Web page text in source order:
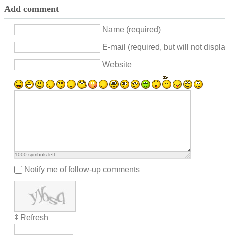
Add comment
Name (required)
E-mail (required, but will not
Website
1000 symbols left
Notify me of follow-up comments
Refresh